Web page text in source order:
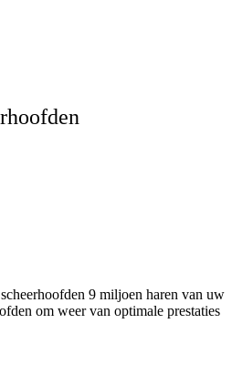
9 miljoen haren van uw
om weer van optimale prestaties